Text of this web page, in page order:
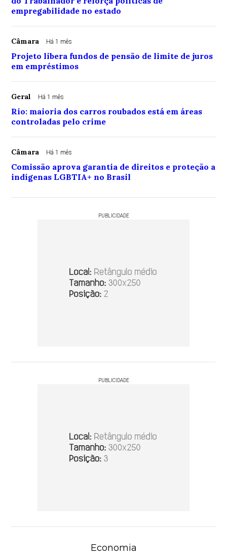
empregabilidade no estado
Câmara Há 1 mês
Projeto libera fundos de pensão de limite de juros
em empréstimos
Geral Há 1 mês
Rio: maioria dos carros roubados está em áreas
controladas pelo crime
Câmara Há 1 mês
Comissão aprova garantia de direitos e proteção a
indígenas LGBTIA+ no Brasil
PUBLICIDADE
PUBLICIDADE
Economia